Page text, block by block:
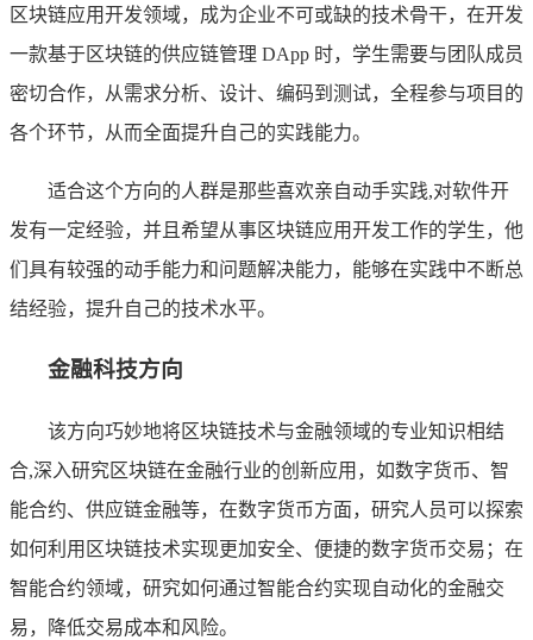
区块链应用开发领域，成为企业不可或缺的技术骨干，在开发
一款基于区块链的供应链管理 DApp 时，学生需要与团队成员
密切合作，从需求分析、设计、编码到测试，全程参与项目的
各个环节，从而全面提升自己的实践能力。
适合这个方向的人群是那些喜欢亲自动手实践,对软件开
发有一定经验，并且希望从事区块链应用开发工作的学生，他
们具有较强的动手能力和问题解决能力，能够在实践中不断总
结经验，提升自己的技术水平。
金融科技方向
该方向巧妙地将区块链技术与金融领域的专业知识相结
合,深入研究区块链在金融行业的创新应用，如数字货币、智
能合约、供应链金融等，在数字货币方面，研究人员可以探索
如何利用区块链技术实现更加安全、便捷的数字货币交易；在
智能合约领域，研究如何通过智能合约实现自动化的金融交
易，降低交易成本和风险。